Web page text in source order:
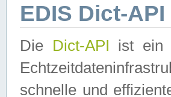
EDIS Dict-API
Die Dict-API ist ein
schnelle und